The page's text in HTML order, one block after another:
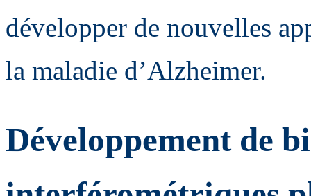
développer de nouvelles
la maladie d’Alzheimer.
Développement de